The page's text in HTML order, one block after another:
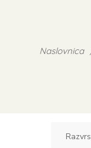
Naslovnica